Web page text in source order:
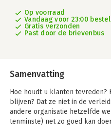
Op voorraad
Vandaag voor 23:00
Gratis verzonden
Past door de brievenbus
Samenvatting
Hoe houdt u klanten tevreden?
blijven? Dat ze niet in de
andere organisatie hetzelfde
tenminste) net zo goed kan